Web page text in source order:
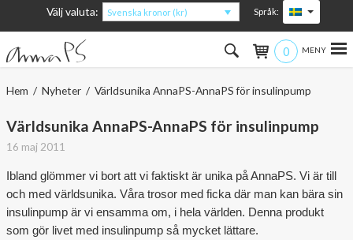
Välj valuta: Svenska kronor (kr) Språk:
0
Hem
Kvinna
Barn
Accessoarer
Hem / Nyheter/ Världsunika AnnaPS-AnnaPS för insulinpump
Världsunika AnnaPS-AnnaPS för insulinpump
16 maj 2011
Ibland glömmer vi bort att vi faktiskt är unika på AnnaPS. Vi är till
och med världsunika. Våra trosor med ficka där man kan bära sin
insulinpump är vi ensamma om, i hela världen. Denna produkt
som gör livet med insulinpump så mycket lättare.